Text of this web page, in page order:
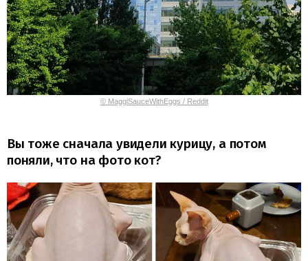
© MaggiSauceWithEggs / Reddit
Вы тоже сначала увидели курицу, а потом
поняли, что на фото кот?